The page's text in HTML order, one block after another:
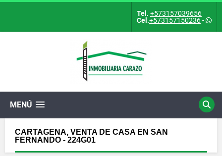
Tel. +573157039656
Cel.+573157150236-
MENÚ
CARTAGENA, VENTA DE CASA EN SAN
FERNANDO - 224G01